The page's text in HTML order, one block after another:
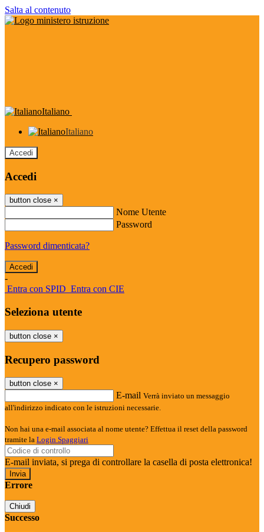
Salta al contenuto
Italiano
Italiano
Accedi
Accedi
button close ×
Nome Utente
Password
Password dimenticata?
-
Entra con SPID Entra con CIE
Seleziona utente
button close ×
Recupero password
button close ×
E-mail Verrà inviato un messaggio
all'indirizzo indicato con le istruzioni necessarie.
Non hai una e-mail associata al nome utente? Effettua il reset della password
tramite la Login Spaggiari
E-mail inviata, si prega di controllare la casella di posta elettronica!
Errore
Chiudi
Successo